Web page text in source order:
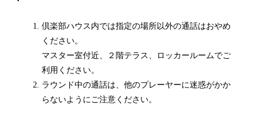
倶楽部ハウス内では指定の場所以外の通話はおやめ
ください。
マスター室付近、２階テラス、ロッカールームでご
利用ください。
ラウンド中の通話は、他のプレーヤーに迷惑がかか
らないようにご注意ください。